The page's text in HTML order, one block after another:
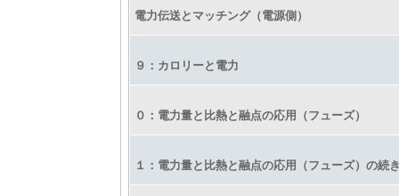
電力伝送とマッチング（電源側）
９：カロリーと電力
０：電力量と比熱と融点の応用（フューズ）
１：電力量と比熱と融点の応用（フューズ）の続